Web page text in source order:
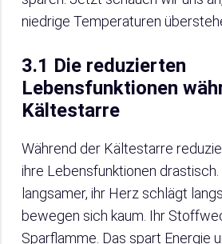
niedrige Temperaturen
3.1 Die reduzierten
Lebensfunktionen
Kältestarre
Während der Kältestarre
ihre Lebensfunktionen drastisch.
langsamer, ihr Herz schlägt
bewegen sich kaum. Ihr
Sparflamme. Das spart Energie